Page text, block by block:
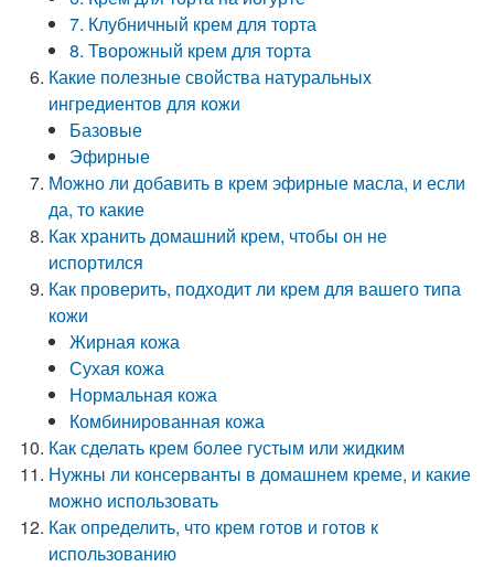
7. Клубничный крем для торта
8. Творожный крем для торта
Какие полезные свойства натуральных
ингредиентов для кожи
Базовые
Эфирные
Можно ли добавить в крем эфирные масла, и если
да, то какие
Как хранить домашний крем, чтобы он не
испортился
Как проверить, подходит ли крем для вашего типа
кожи
Жирная кожа
Сухая кожа
Нормальная кожа
Комбинированная кожа
Как сделать крем более густым или жидким
Нужны ли консерванты в домашнем креме, и какие
можно использовать
Как определить, что крем готов и готов к
использованию